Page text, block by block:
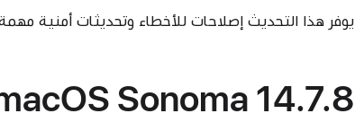
يوفر هذا التحديث إصلاحات للأخطاء وتحديثات أمنية
Sonoma 14.7.8